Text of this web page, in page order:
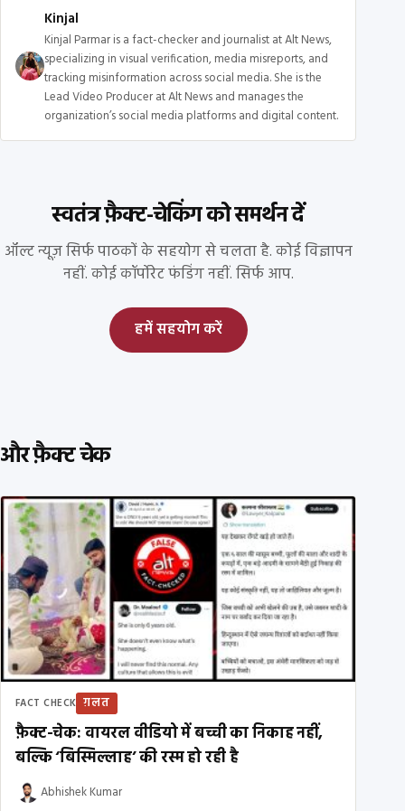
Kinjal
Kinjal Parmar is a fact-checker and journalist at Alt News,
specializing in visual verification, media misreports, and
tracking misinformation across social media. She is the
Lead Video Producer at Alt News and manages the
organization’s social media platforms and digital content.
स्वतंत्र फ़ैक्ट-चेकिंग को समर्थन दें
ऑल्ट न्यूज़ सिर्फ पाठकों के सहयोग से चलता है. कोई विज्ञापन
नहीं. कोई कॉर्पोरेट फंडिंग नहीं. सिर्फ आप.
हमें सहयोग करें
और फ़ैक्ट चेक
FACT CHECK ग़लत
फ़ैक्ट-चेक: वायरल वीडियो में बच्ची का निकाह नहीं,
बल्कि ‘बिस्मिल्लाह’ की रस्म हो रही है
Abhishek Kumar